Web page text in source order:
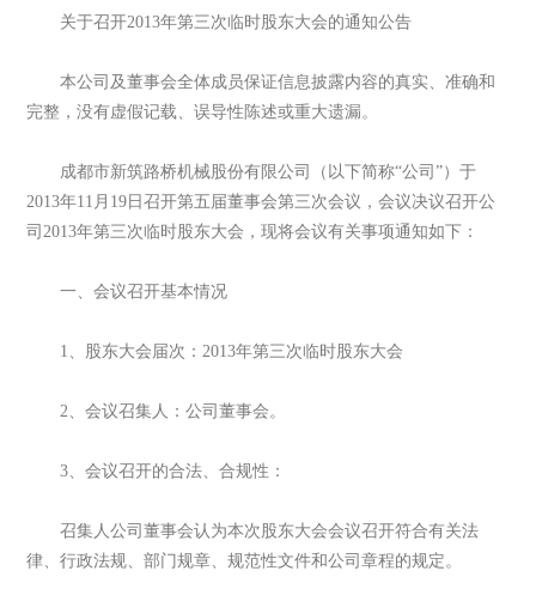
关于召开2013年第三次临时股东大会的通知公告
本公司及董事会全体成员保证信息披露内容的真实、准确和
完整，没有虚假记载、误导性陈述或重大遗漏。
成都市新筑路桥机械股份有限公司（以下简称“公司”）于
2013年11月19日召开第五届董事会第三次会议，会议决议召开公
司2013年第三次临时股东大会，现将会议有关事项通知如下：
一、会议召开基本情况
1、股东大会届次：2013年第三次临时股东大会
2、会议召集人：公司董事会。
3、会议召开的合法、合规性：
召集人公司董事会认为本次股东大会会议召开符合有关法
律、行政法规、部门规章、规范性文件和公司章程的规定。